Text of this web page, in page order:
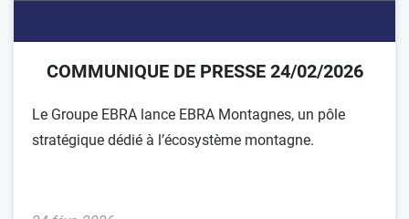
COMMUNIQUE DE PRESSE 24/02/2026
Le Groupe EBRA lance EBRA Montagnes, un pôle
stratégique dédié à l’écosystème montagne.